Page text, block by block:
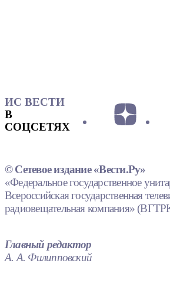
ИС ВЕСТИ
В
СОЦСЕТЯХ
© Сетевое издание «Вести.Ру»
«Федеральное государственное
Всероссийская государственная
радиовещательная компания»
Главный редактор
А. А. Филипповский